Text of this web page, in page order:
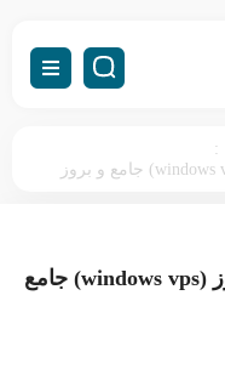
:
راهنمای خرید سرور مجازی ویندوز (windows vps) جامع